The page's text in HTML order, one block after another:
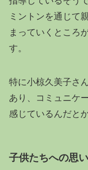
ミントンを通じて
まっていくところ
す。
特に小椋久美子さ
あり、コミュニケ
感じているんだとか
子供たちへの思い